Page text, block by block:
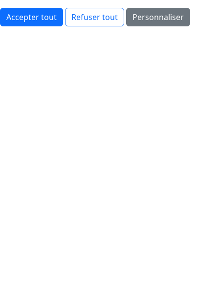
Accepter tout Refuser tout Personnaliser